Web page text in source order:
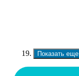
Показать еще